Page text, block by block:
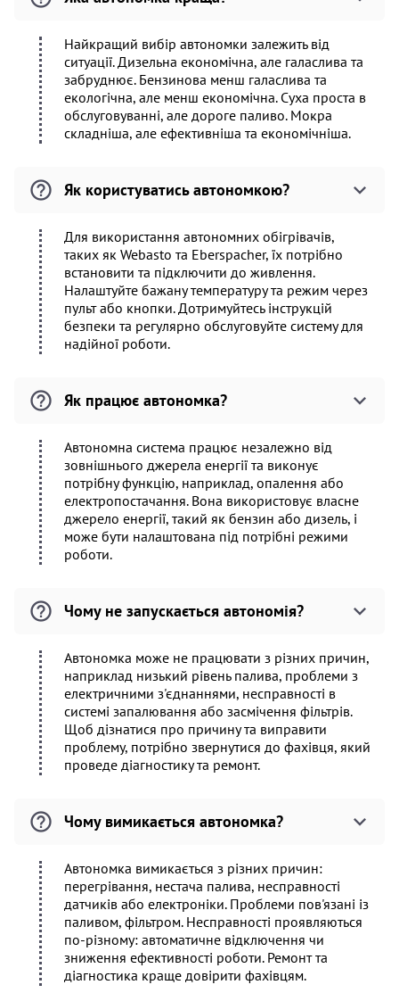
Найкращий вибір автономки залежить від
ситуації. Дизельна економічна, але галаслива та
забруднює. Бензинова менш галаслива та
екологічна, але менш економічна. Суха проста в
обслуговуванні, але дороге паливо. Мокра
складніша, але ефективніша та економічніша.
Як користуватись автономкою?
Для використання автономних обігрівачів,
таких як Webasto та Eberspacher, їх потрібно
встановити та підключити до живлення.
Налаштуйте бажану температуру та режим через
пульт або кнопки. Дотримуйтесь інструкцій
безпеки та регулярно обслуговуйте систему для
надійної роботи.
Як працює автономка?
Автономна система працює незалежно від
зовнішнього джерела енергії та виконує
потрібну функцію, наприклад, опалення або
електропостачання. Вона використовує власне
джерело енергії, такий як бензин або дизель, і
може бути налаштована під потрібні режими
роботи.
Чому не запускається автономія?
Автономка може не працювати з різних причин,
наприклад низький рівень палива, проблеми з
електричними з'єднаннями, несправності в
системі запалювання або засмічення фільтрів.
Щоб дізнатися про причину та виправити
проблему, потрібно звернутися до фахівця, який
проведе діагностику та ремонт.
Чому вимикається автономка?
Автономка вимикається з різних причин:
перегрівання, нестача палива, несправності
датчиків або електроніки. Проблеми пов'язані із
паливом, фільтром. Несправності проявляються
по-різному: автоматичне відключення чи
зниження ефективності роботи. Ремонт та
діагностика краще довірити фахівцям.